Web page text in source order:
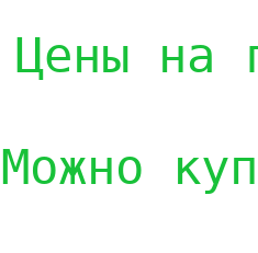
Цены на
Можно